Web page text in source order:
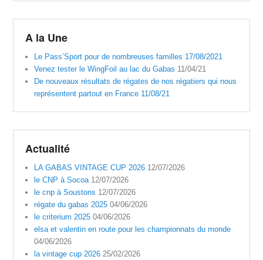
A la Une
Le Pass’Sport pour de nombreuses familles 17/08/2021
Venez tester le WingFoil au lac du Gabas 11/04/21
De nouveaux résultats de régates de nos régatiers qui nous
représentent partout en France 11/08/21
Actualité
LA GABAS VINTAGE CUP 2026 12/07/2026
le CNP à Socoa 12/07/2026
le cnp à Soustons 12/07/2026
régate du gabas 2025 04/06/2026
le criterium 2025 04/06/2026
elsa et valentin en route pour les championnats du monde
04/06/2026
la vintage cup 2026 25/02/2026